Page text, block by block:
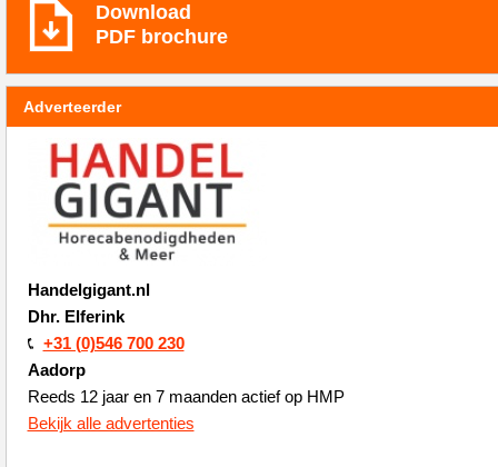
Download
PDF brochure
Adverteerder
Handelgigant.nl
Dhr. Elferink
+31 (0)546 700 230
Aadorp
Reeds 12 jaar en 7 maanden actief op HMP
Bekijk alle advertenties